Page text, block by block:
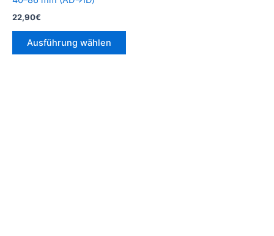
22,90€
Ausführung wählen
auf